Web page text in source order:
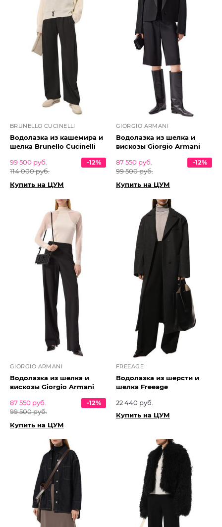
BRUNELLO CUCINELLI
Водолазка из кашемира и
шелка Brunello Cucinelli
99 500 руб.
114 000 руб.
-12%
Купить на ЦУМ
GIORGIO ARMANI
Водолазка из шелка и
вискозы Giorgio Armani
87 550 руб.
99 500 руб.
-12%
Купить на ЦУМ
GIORGIO ARMANI
Водолазка из шелка и
вискозы Giorgio Armani
87 550 руб.
99 500 руб.
-12%
Купить на ЦУМ
FREEAGE
Водолазка из шерсти и
шелка Freeage
22 440 руб.
Купить на ЦУМ